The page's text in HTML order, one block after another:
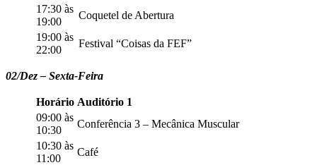
17:30 às
19:00
Coquetel de Abertura
19:00 às
22:00
Festival “Coisas da FEF”
02/Dez – Sexta-Feira
Horário Auditório 1
09:00 às
10:30
Conferência 3 – Mecânica Muscular
10:30 às
11:00
Café